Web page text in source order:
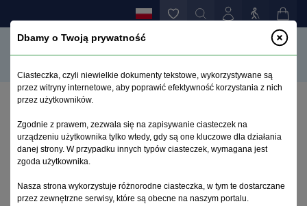
Wpływ litu na równowagę pro- i antyoksydacyjną in
vitro
Archiwum 1995–2023
Dbamy o Twoją prywatność
Ciasteczka, czyli niewielkie dokumenty tekstowe, wykorzystywane są
przez witryny internetowe, aby poprawić efektywność korzystania z nich
przez użytkowników.
Zgodnie z prawem, zezwala się na zapisywanie ciasteczek na
urządzeniu użytkownika tylko wtedy, gdy są one kluczowe dla działania
danej strony. W przypadku innych typów ciasteczek, wymagana jest
zgoda użytkownika.
Nasza strona wykorzystuje różnorodne ciasteczka, w tym te dostarczane
przez zewnętrzne serwisy, które są obecne na naszym portalu.